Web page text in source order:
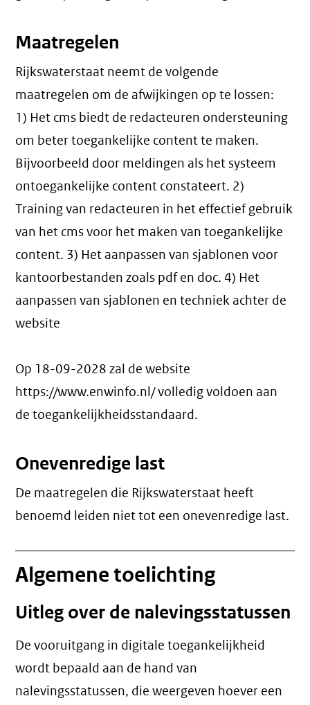
Maatregelen
Rijkswaterstaat neemt de volgende
maatregelen om de afwijkingen op te lossen:
1) Het cms biedt de redacteuren ondersteuning
om beter toegankelijke content te maken.
Bijvoorbeeld door meldingen als het systeem
ontoegankelijke content constateert. 2)
Training van redacteuren in het effectief gebruik
van het cms voor het maken van toegankelijke
content. 3) Het aanpassen van sjablonen voor
kantoorbestanden zoals pdf en doc. 4) Het
aanpassen van sjablonen en techniek achter de
website
Op 18-09-2028 zal de website
https://www.enwinfo.nl/ volledig voldoen aan
de toegankelijkheidsstandaard.
Onevenredige last
De maatregelen die Rijkswaterstaat heeft
benoemd leiden niet tot een onevenredige last.
Algemene toelichting
Uitleg over de nalevingsstatussen
De vooruitgang in digitale toegankelijkheid
wordt bepaald aan de hand van
nalevingsstatussen, die weergeven hoever een